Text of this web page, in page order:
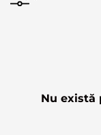
Nu există